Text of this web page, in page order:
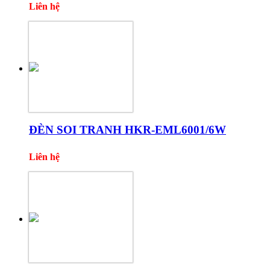
Liên hệ
ĐÈN SOI TRANH HKR-EML6001/6W
Liên hệ